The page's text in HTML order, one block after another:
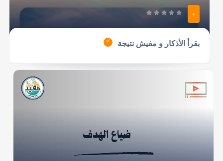
0
بقرأ الأذكار و مفيش نتيجة